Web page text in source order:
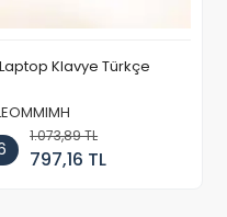
Klavye Türkçe
1.073,89 TL
797,16 TL